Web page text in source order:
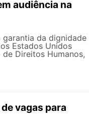
audiência na
garantia da dignidade
Estados Unidos
Direitos Humanos,
vagas para